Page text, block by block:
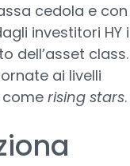
cedola e con
investitori HY
dell’asset class.
ai livelli
rising stars.